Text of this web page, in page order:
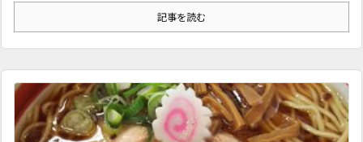
記事を読む